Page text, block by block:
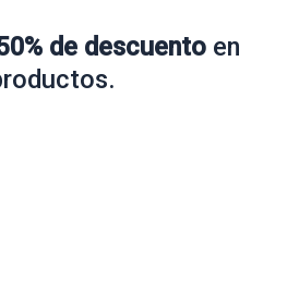
de descuento en